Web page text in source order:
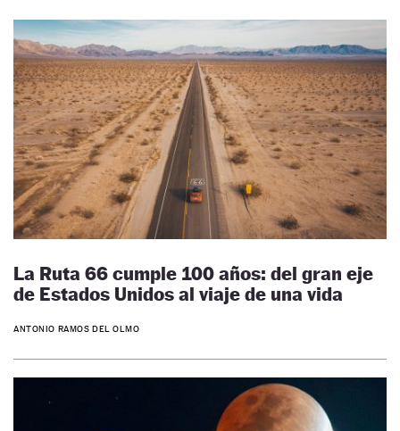
La Ruta 66 cumple 100 años: del gran eje
de Estados Unidos al viaje de una vida
ANTONIO RAMOS DEL OLMO